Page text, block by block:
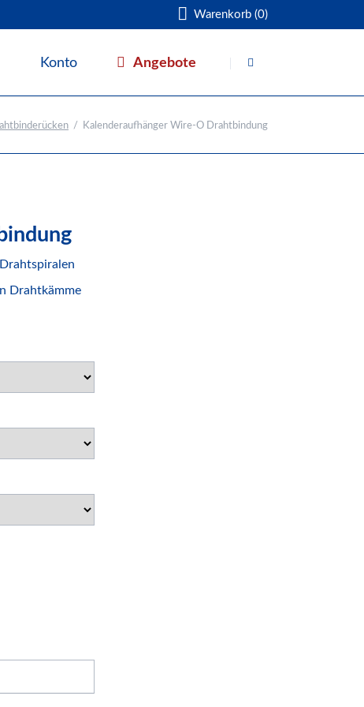
Warenkorb (0)
überspringen
Konto Angebote
Kalenderaufhänger Wire-O Drahtbindung